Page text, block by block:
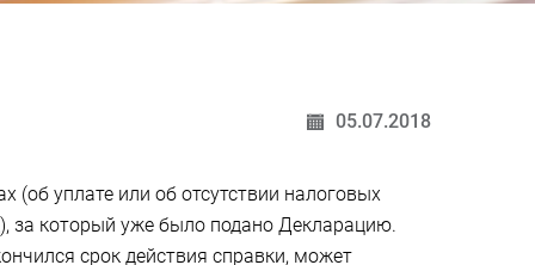
05.07.2018
(об уплате или об отсутствии налоговых
за который уже было подано Декларацию.
срок действия справки, может